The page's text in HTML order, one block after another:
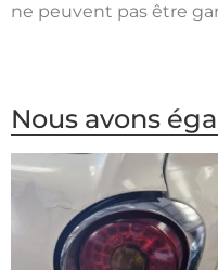
ne peuvent pas être
Nous avons